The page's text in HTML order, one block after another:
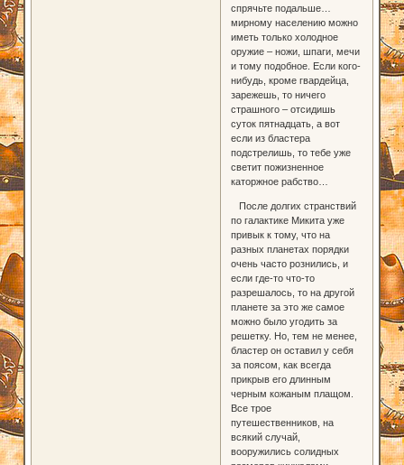
спрячьте подальше…
мирному населению можно
иметь только холодное
оружие – ножи, шпаги, мечи
и тому подобное. Если кого-
нибудь, кроме гвардейца,
зарежешь, то ничего
страшного – отсидишь
суток пятнадцать, а вот
если из бластера
подстрелишь, то тебе уже
светит пожизненное
каторжное рабство…
После долгих странствий
по галактике Микита уже
привык к тому, что на
разных планетах порядки
очень часто рознились, и
если где-то что-то
разрешалось, то на другой
планете за это же самое
можно было угодить за
решетку. Но, тем не менее,
бластер он оставил у себя
за поясом, как всегда
прикрыв его длинным
черным кожаным плащом.
Все трое
путешественников, на
всякий случай,
вооружились солидных